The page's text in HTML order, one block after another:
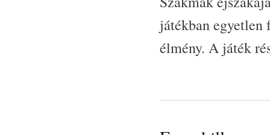
játékban egyetlen
élmény. A játék